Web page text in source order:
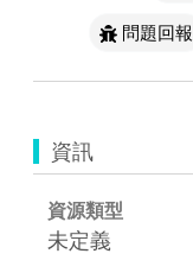
問題回報
資訊
資源類型
未定義